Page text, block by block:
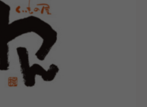
域による)、家族手当や確定
も魅力の一つです。